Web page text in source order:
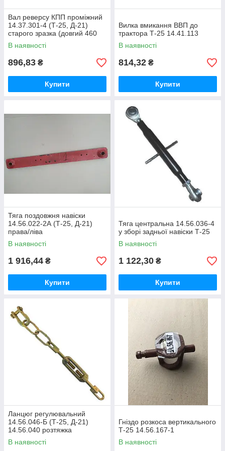
консультацію з підбору деталей;
вигідні ціни для фермерських господарств.
У«Фабриці Запчастин»ви можете швидко та зручнокупити
запчастини до трактора Т-25
, щоб підтримувати техніку у
Вал реверсу КПП проміжний
14.37.301-4 (Т-25, Д-21)
старого зразка (довгий 460
мм)
В наявності
896,83 ₴
Купити
Вилка вмикання ВВП до
трактора Т-25 14.41.113
В наявності
814,32 ₴
Купити
Тяга поздовжня навіски
14.56.022-2А (Т-25, Д-21)
права/ліва
В наявності
1 916,44 ₴
Купити
Тяга центральна 14.56.036-4
у зборі задньої навіски Т-25
В наявності
1 122,30 ₴
Купити
Ланцюг регулювальний
14.56.046-Б (Т-25, Д-21)
14.56.040 розтяжка
В наявності
Гніздо розкоса вертикального
Т-25 14.56.167-1
В наявності